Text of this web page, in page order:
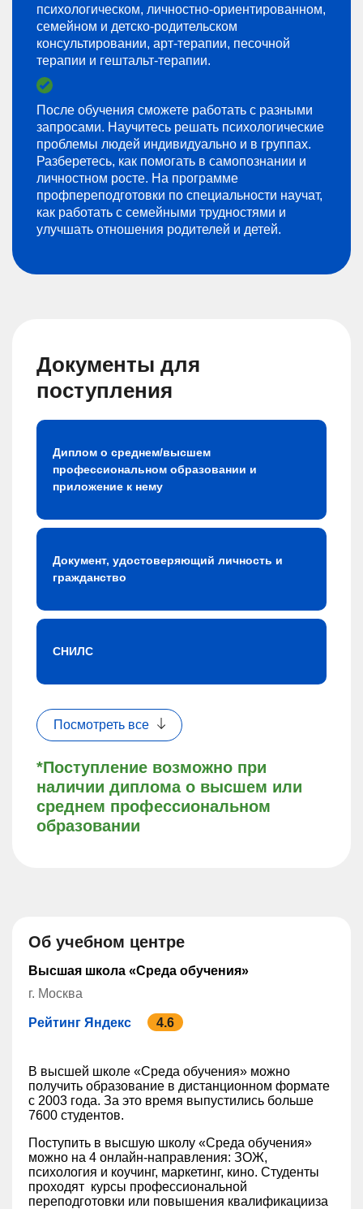
психологическом, личностно-ориентированном,
семейном и детско-родительском
консультировании, арт-терапии, песочной
терапии и гештальт-терапии.
После обучения сможете работать с разными
запросами. Научитесь решать психологические
проблемы людей индивидуально и в группах.
Разберетесь, как помогать в самопознании и
личностном росте. На программе
профпереподготовки по специальности научат,
как работать с семейными трудностями и
улучшать отношения родителей и детей.
Документы для
поступления
*Поступление возможно при
наличии диплома о высшем или
среднем профессиональном
образовании
Диплом о среднем/высшем
профессиональном образовании и
приложение к нему
Документ, удостоверяющий личность и
гражданство
СНИЛС
Посмотреть все
Об учебном центре
Высшая школа «Среда обучения»
г. Москва
Рейтинг Яндекс 4.6
В высшей школе «Среда обучения» можно
получить образование в дистанционном формате
с 2003 года. За это время выпустились больше
7600 студентов.
Поступить в высшую школу «Среда обучения»
можно на 4 онлайн-направления: ЗОЖ,
психология и коучинг, маркетинг, кино. Студенты
проходят курсы профессиональной
переподготовки или повышения квалификацииза